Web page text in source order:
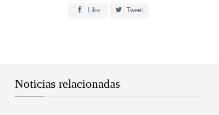
 Like  Tweet
Noticias relacionadas